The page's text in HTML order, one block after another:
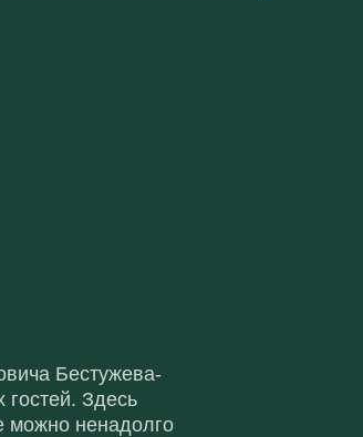
Бестужева-
Здесь
можно ненадолго